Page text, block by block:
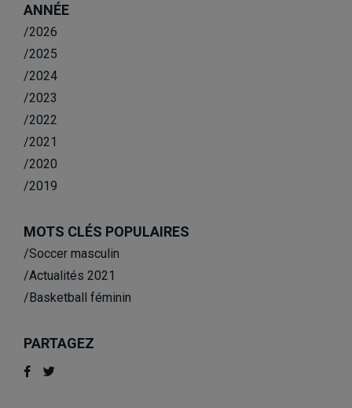
ANNÉE
/2026
/2025
/2024
/2023
/2022
/2021
/2020
/2019
MOTS CLÉS POPULAIRES
/Soccer masculin
/Actualités 2021
/Basketball féminin
PARTAGEZ